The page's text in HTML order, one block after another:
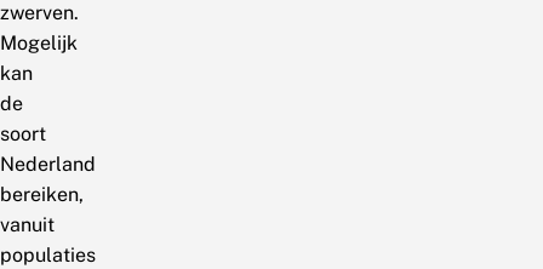
zwerven.
Mogelijk
kan
de
soort
Nederland
bereiken,
vanuit
populaties